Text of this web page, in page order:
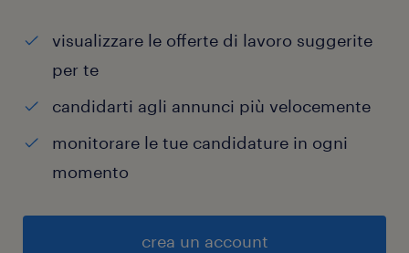
visualizzare le offerte di lavoro suggerite
per te
candidarti agli annunci più velocemente
monitorare le tue candidature in ogni
momento
crea un account